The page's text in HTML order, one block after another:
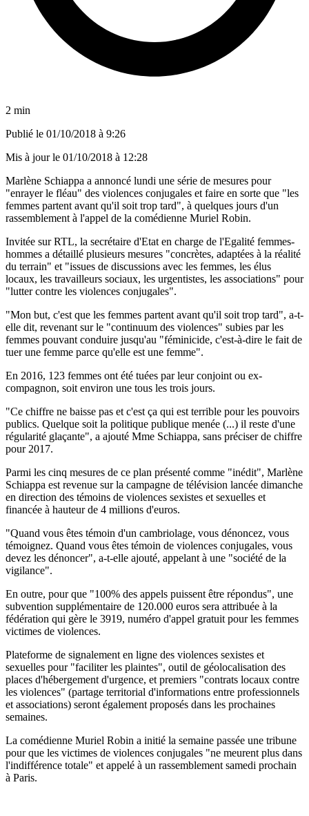
2 min
Publié le 01/10/2018 à 9:26
Mis à jour le 01/10/2018 à 12:28
Marlène Schiappa a annoncé lundi une série de mesures pour
"enrayer le fléau" des violences conjugales et faire en sorte que "les
femmes partent avant qu'il soit trop tard", à quelques jours d'un
rassemblement à l'appel de la comédienne Muriel Robin.
Invitée sur RTL, la secrétaire d'Etat en charge de l'Egalité femmes-
hommes a détaillé plusieurs mesures "concrètes, adaptées à la réalité
du terrain" et "issues de discussions avec les femmes, les élus
locaux, les travailleurs sociaux, les urgentistes, les associations" pour
"lutter contre les violences conjugales".
"Mon but, c'est que les femmes partent avant qu'il soit trop tard", a-t-
elle dit, revenant sur le "continuum des violences" subies par les
femmes pouvant conduire jusqu'au "féminicide, c'est-à-dire le fait de
tuer une femme parce qu'elle est une femme".
En 2016, 123 femmes ont été tuées par leur conjoint ou ex-
compagnon, soit environ une tous les trois jours.
"Ce chiffre ne baisse pas et c'est ça qui est terrible pour les pouvoirs
publics. Quelque soit la politique publique menée (...) il reste d'une
régularité glaçante", a ajouté Mme Schiappa, sans préciser de chiffre
pour 2017.
Parmi les cinq mesures de ce plan présenté comme "inédit", Marlène
Schiappa est revenue sur la campagne de télévision lancée dimanche
en direction des témoins de violences sexistes et sexuelles et
financée à hauteur de 4 millions d'euros.
"Quand vous êtes témoin d'un cambriolage, vous dénoncez, vous
témoignez. Quand vous êtes témoin de violences conjugales, vous
devez les dénoncer", a-t-elle ajouté, appelant à une "société de la
vigilance".
En outre, pour que "100% des appels puissent être répondus", une
subvention supplémentaire de 120.000 euros sera attribuée à la
fédération qui gère le 3919, numéro d'appel gratuit pour les femmes
victimes de violences.
Plateforme de signalement en ligne des violences sexistes et
sexuelles pour "faciliter les plaintes", outil de géolocalisation des
places d'hébergement d'urgence, et premiers "contrats locaux contre
les violences" (partage territorial d'informations entre professionnels
et associations) seront également proposés dans les prochaines
semaines.
La comédienne Muriel Robin a initié la semaine passée une tribune
pour que les victimes de violences conjugales "ne meurent plus dans
l'indifférence totale" et appelé à un rassemblement samedi prochain
à Paris.